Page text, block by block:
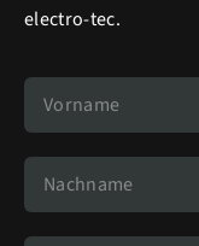
electro-tec.